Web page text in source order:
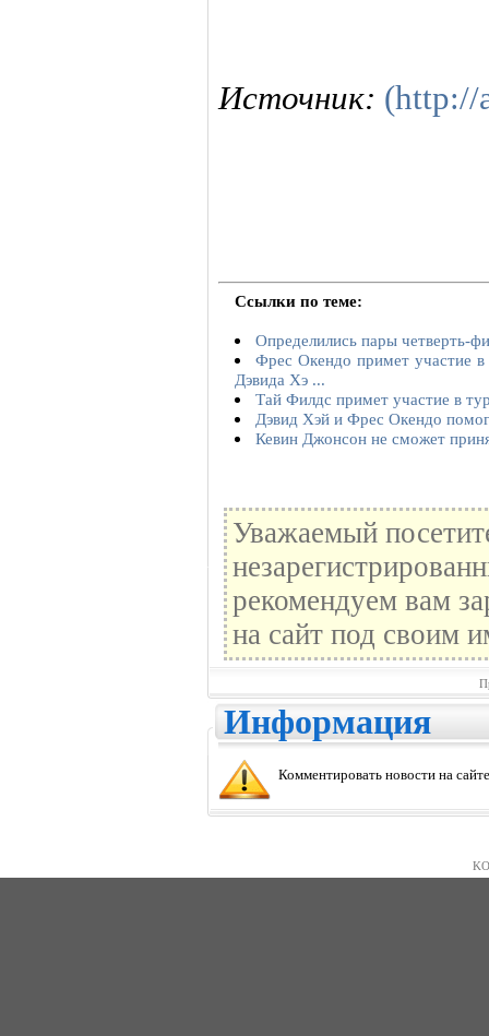
Источник: (http://
Ссылки по теме:
Определились пары четверть-
Фрес Окендо примет участие
Дэвида Хэ ...
Тай Филдс примет участие в
Дэвид Хэй и Фрес Окендо
Кевин Джонсон не сможет
Уважаемый
рекомендуем вам
на сайт под своим
Информация
Комментировать новости на